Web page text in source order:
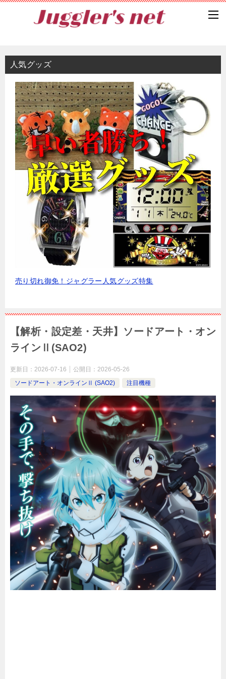
人気グッズ
売り切れ御免！ジャグラー人気グッズ特集
【解析・設定差・天井】ソードアート・オン
ラインⅡ(SAO2)
更新日： 2026-07-16 公開日： 2026-05-26
ソードアート・オンラインⅡ (SAO2)
注目機種